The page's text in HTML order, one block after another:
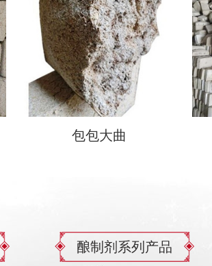
包包大曲
酿制剂系列产品